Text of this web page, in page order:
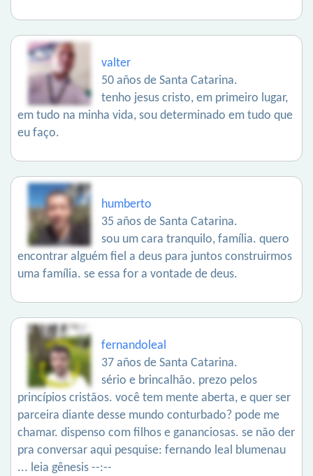
valter
50 años de Santa Catarina.
tenho jesus cristo, em primeiro lugar,
em tudo na minha vida, sou determinado em tudo que
eu faço.
humberto
35 años de Santa Catarina.
sou um cara tranquilo, família. quero
encontrar alguém fiel a deus para juntos construirmos
uma família. se essa for a vontade de deus.
fernandoleal
37 años de Santa Catarina.
sério e brincalhão. prezo pelos
princípios cristãos. você tem mente aberta, e quer ser
parceira diante desse mundo conturbado? pode me
chamar. dispenso com filhos e gananciosas. se não der
pra conversar aqui pesquise: fernando leal blumenau
... leia gênesis --:--